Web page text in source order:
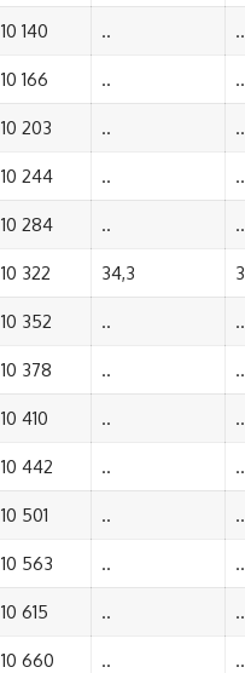
10 140 .. ..
10 166 .. ..
10 203 .. ..
10 244 .. ..
10 284 .. ..
10 322 34,3
10 352 .. ..
10 378 .. ..
10 410 .. ..
10 442 .. ..
10 501 .. ..
10 563 .. ..
10 615 .. ..
10 660 .. ..